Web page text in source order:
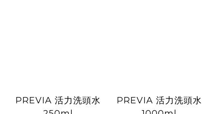
PREVIA 活力洗頭水
PREVIA 活力洗頭水